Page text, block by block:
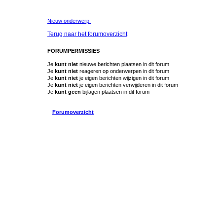
Nieuw onderwerp
Terug naar het forumoverzicht
FORUMPERMISSIES
Je kunt niet nieuwe berichten plaatsen in dit forum
Je kunt niet reageren op onderwerpen in dit forum
Je kunt niet je eigen berichten wijzigen in dit forum
Je kunt niet je eigen berichten verwijderen in dit forum
Je kunt geen bijlagen plaatsen in dit forum
Forumoverzicht